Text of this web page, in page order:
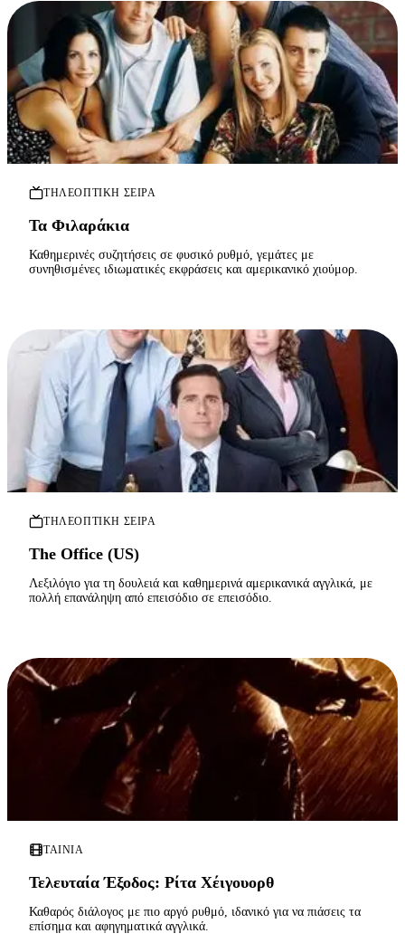
ΤΗΛΕΟΠΤΙΚΉ ΣΕΙΡΆ
Τα Φιλαράκια
Καθημερινές συζητήσεις σε φυσικό ρυθμό, γεμάτες με
συνηθισμένες ιδιωματικές εκφράσεις και αμερικανικό χιούμορ.
ΤΗΛΕΟΠΤΙΚΉ ΣΕΙΡΆ
The Office (US)
Λεξιλόγιο για τη δουλειά και καθημερινά αμερικανικά αγγλικά, με
πολλή επανάληψη από επεισόδιο σε επεισόδιο.
ΤΑΙΝΊΑ
Τελευταία Έξοδος: Ρίτα Χέιγουορθ
Καθαρός διάλογος με πιο αργό ρυθμό, ιδανικό για να πιάσεις τα
επίσημα και αφηγηματικά αγγλικά.